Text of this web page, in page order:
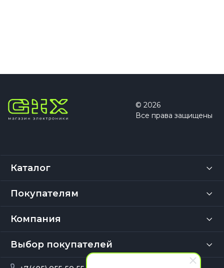
© 2026
Все права защищены
Каталог
Покупателям
Компания
Выбор покупателей